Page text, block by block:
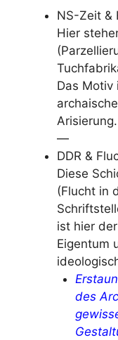
NS-Zeit &
Hier
Das Motiv
Arisierung.
—
DDR &
Diese
(Flucht in
ist hier
Eigentum
des